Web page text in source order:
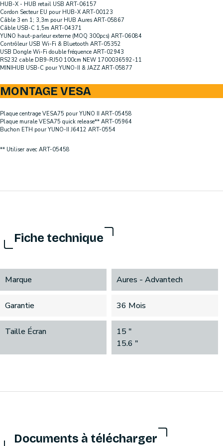
HUB-X - HUB retail USB ART-06157
Cordon Secteur EU pour HUB-X ART-00123
Câble 3 en 1; 3,3m pour HUB Aures ART-05867
Câble USB-C 1,5m ART-04371
YUNO haut-parleur externe (MOQ 300pcs) ART-06084
Contrôleur USB Wi-Fi & Bluetooth ART-05352
USB Dongle Wi-Fi double fréquence ART-02943
RS232 cable DB9-RJ50 100cm NEW 1700036592-11
MINIHUB USB-C pour YUNO-II & JAZZ ART-05877
MONTAGE VESA
Plaque centrage VESA75 pour YUNO II ART-05458
Plaque murale VESA75 quick release** ART-05964
Buchon ETH pour YUNO-II J6412 ART-0554
** Utiliser avec ART-05458
Fiche technique
Marque Aures - Advantech
Garantie 36 Mois
Taille Écran
15 "
15.6 "
Documents à télécharger